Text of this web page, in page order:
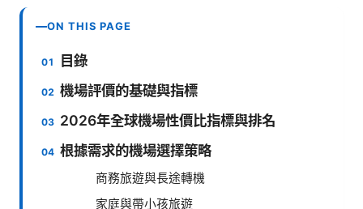
ON THIS PAGE
目錄
機場評價的基礎與指標
2026年全球機場性價比指標與排名
根據需求的機場選擇策略
商務旅遊與長途轉機
家庭與帶小孩旅遊